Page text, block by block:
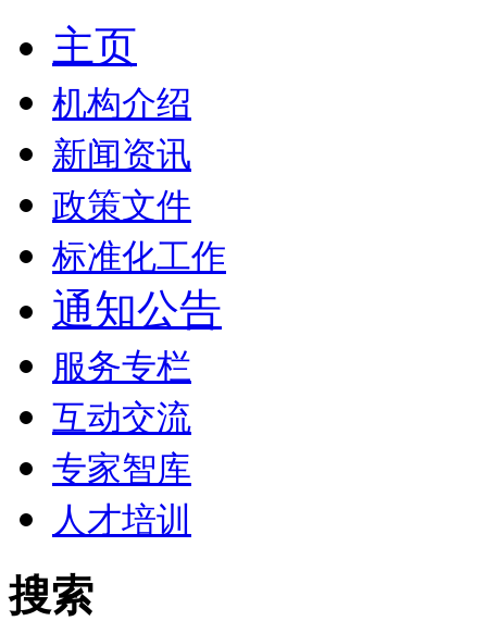
主页
机构介绍
新闻资讯
政策文件
标准化工作
通知公告
服务专栏
互动交流
专家智库
人才培训
搜索